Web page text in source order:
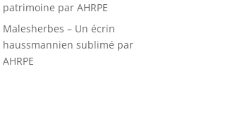
patrimoine par AHRPE
Malesherbes – Un écrin
haussmannien sublimé par
AHRPE